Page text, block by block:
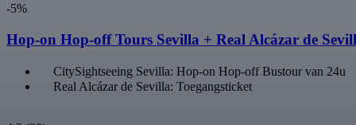
-5%
Hop-on Hop-off Tours Sevilla + Real Alcázar de
CitySightseeing Sevilla: Hop-on Hop-off Bustour van 24u
Real Alcázar de Sevilla: Toegangsticket